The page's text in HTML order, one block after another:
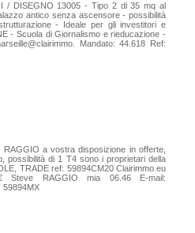
/ DISEGNO 13005 - Tipo 2 di 35 mq al
antico senza ascensore - possibilità
- Ideale per gli investitori e
- Scuola di Giornalismo e rieducazione -
Mandato: 44.618 Ref:
a vostra disposizione in offerte,
possibilità di 1 T4 sono i proprietari della
TRADE ref: 59894CM20 Clairimmo.eu
RAGGIO mia 06.46 E-mail:
59894MX